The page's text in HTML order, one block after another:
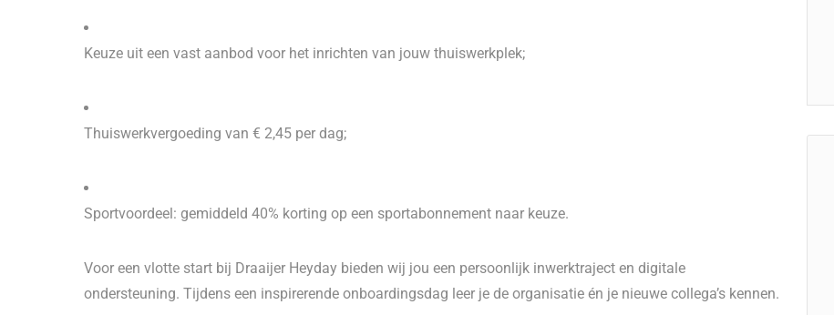
Keuze uit een vast aanbod voor het inrichten van jouw thuiswerkplek;
Thuiswerkvergoeding van € 2,45 per dag;
Sportvoordeel: gemiddeld 40% korting op een sportabonnement naar keuze.
Voor een vlotte start bij Draaijer Heyday bieden wij jou een persoonlijk inwerktraject en digitale
ondersteuning. Tijdens een inspirerende onboardingsdag leer je de organisatie én je nieuwe collega’s kennen.